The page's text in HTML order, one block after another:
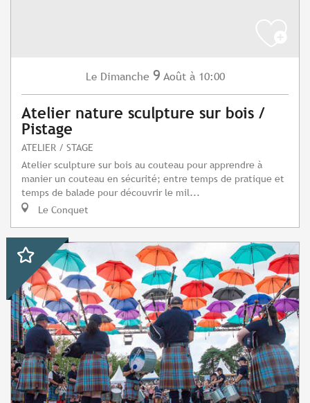
Le Dimanche 9 Août à 10:00
Atelier nature sculpture sur bois /
Pistage
ATELIER / STAGE
Atelier sculpture sur bois au couteau pour apprendre à
manier un couteau en sécurité; entre temps de pratique et
temps de balade pour découvrir le mil...
Le Conquet